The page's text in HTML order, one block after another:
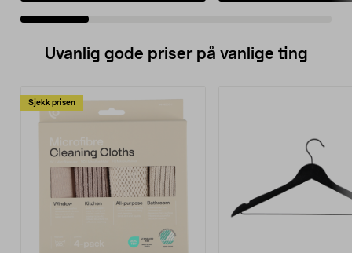
Uvanlig gode priser på vanlige ting
Sjekk prisen